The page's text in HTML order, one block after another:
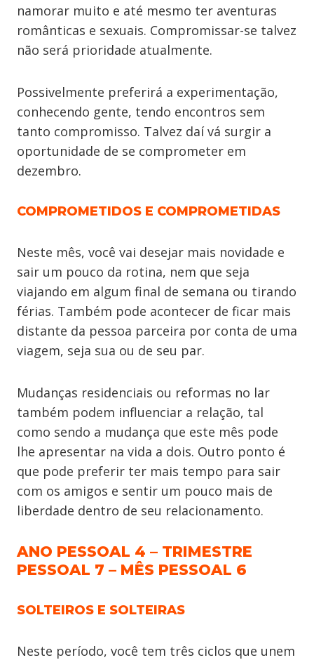
namorar muito e até mesmo ter aventuras
românticas e sexuais. Compromissar-se talvez
não será prioridade atualmente.
Possivelmente preferirá a experimentação,
conhecendo gente, tendo encontros sem
tanto compromisso. Talvez daí vá surgir a
oportunidade de se comprometer em
dezembro.
COMPROMETIDOS E COMPROMETIDAS
Neste mês, você vai desejar mais novidade e
sair um pouco da rotina, nem que seja
viajando em algum final de semana ou tirando
férias. Também pode acontecer de ficar mais
distante da pessoa parceira por conta de uma
viagem, seja sua ou de seu par.
Mudanças residenciais ou reformas no lar
também podem influenciar a relação, tal
como sendo a mudança que este mês pode
lhe apresentar na vida a dois. Outro ponto é
que pode preferir ter mais tempo para sair
com os amigos e sentir um pouco mais de
liberdade dentro de seu relacionamento.
ANO PESSOAL 4 – TRIMESTRE
PESSOAL 7 – MÊS PESSOAL 6
SOLTEIROS E SOLTEIRAS
Neste período, você tem três ciclos que unem